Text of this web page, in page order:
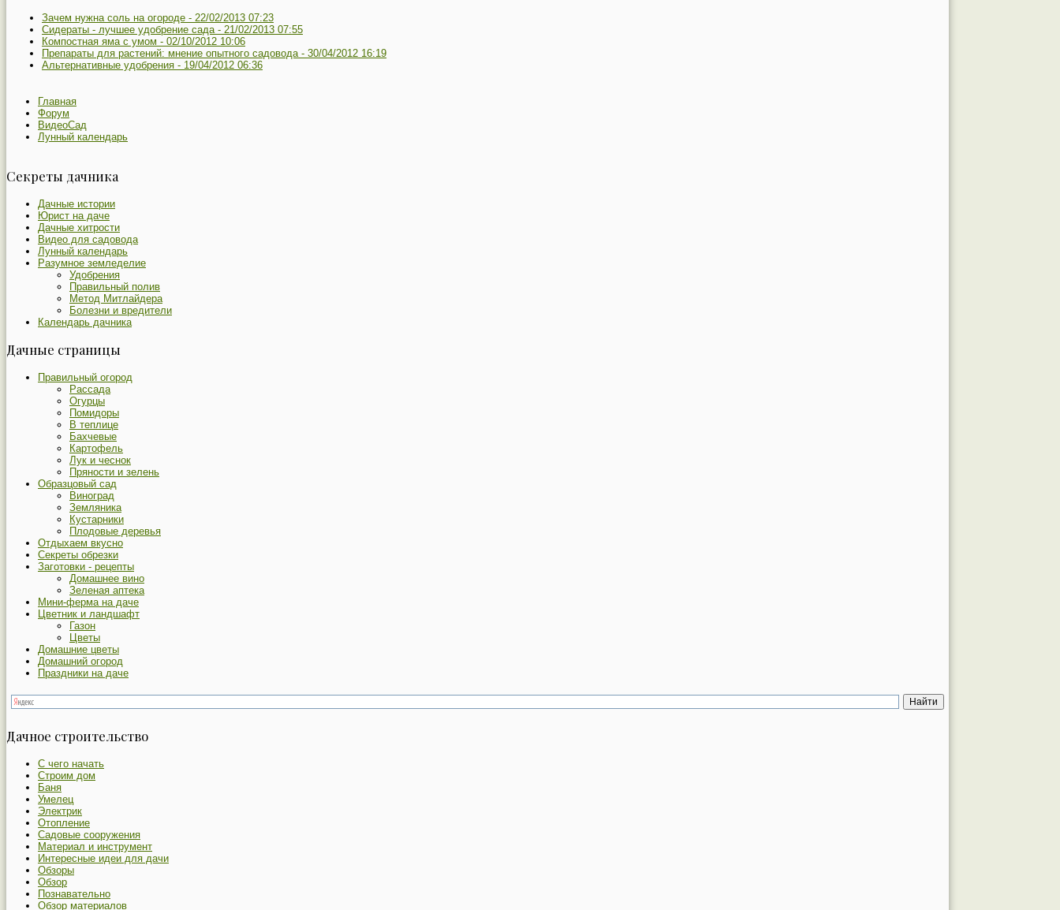
Зачем нужна соль на огороде - 22/02/2013 07:23
Сидераты - лучшее удобрение сада - 21/02/2013 07:55
Компостная яма с умом - 02/10/2012 10:06
Препараты для растений: мнение опытного садовода - 30/04/2012 16:19
Альтернативные удобрения - 19/04/2012 06:36
Главная
Форум
ВидеоСад
Лунный календарь
Секреты дачника
Дачные истории
Юрист на даче
Дачные хитрости
Видео для садовода
Лунный календарь
Разумное земледелие
Удобрения
Правильный полив
Метод Митлайдера
Болезни и вредители
Календарь дачника
Дачные страницы
Правильный огород
Рассада
Огурцы
Помидоры
В теплице
Бахчевые
Картофель
Лук и чеснок
Пряности и зелень
Образцовый сад
Виноград
Земляника
Кустарники
Плодовые деревья
Отдыхаем вкусно
Секреты обрезки
Заготовки - рецепты
Домашнее вино
Зеленая аптека
Мини-ферма на даче
Цветник и ландшафт
Газон
Цветы
Домашние цветы
Домашний огород
Праздники на даче
Дачное строительство
С чего начать
Строим дом
Баня
Умелец
Электрик
Отопление
Садовые сооружения
Материал и инструмент
Интересные идеи для дачи
Обзоры
Обзор
Познавательно
Обзор материалов